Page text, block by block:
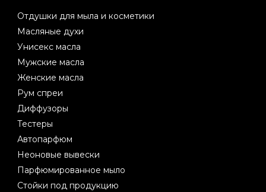
Отдушки для мыла и косметики
Масляные духи
Унисекс масла
Мужские масла
Женские масла
Рум спреи
Диффузоры
Тестеры
Автопарфюм
Неоновые вывески
Парфюмированное мыло
Стойки под продукцию